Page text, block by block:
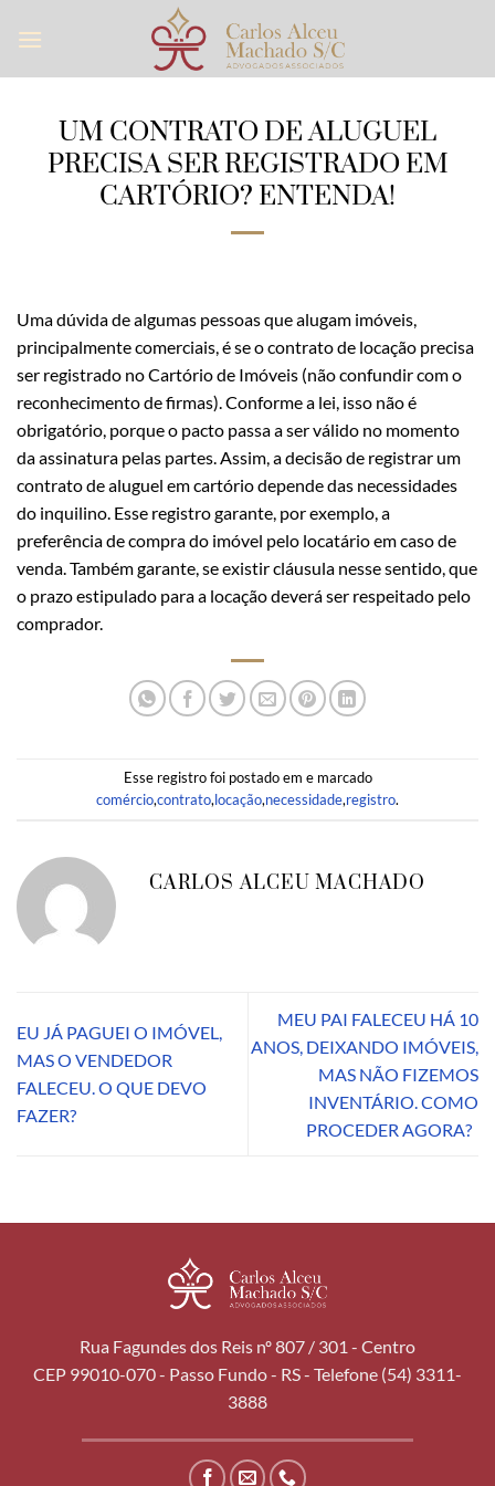
UM CONTRATO DE ALUGUEL
PRECISA SER REGISTRADO EM
CARTÓRIO? ENTENDA!
Uma dúvida de algumas pessoas que alugam imóveis,
principalmente comerciais, é se o contrato de locação precisa
ser registrado no Cartório de Imóveis (não confundir com o
reconhecimento de firmas). Conforme a lei, isso não é
obrigatório, porque o pacto passa a ser válido no momento
da assinatura pelas partes. Assim, a decisão de registrar um
contrato de aluguel em cartório depende das necessidades
do inquilino. Esse registro garante, por exemplo, a
preferência de compra do imóvel pelo locatário em caso de
venda. Também garante, se existir cláusula nesse sentido, que
o prazo estipulado para a locação deverá ser respeitado pelo
comprador.
Esse registro foi postado em e marcado
comércio,contrato,locação,necessidade,registro.
CARLOS ALCEU MACHADO
EU JÁ PAGUEI O IMÓVEL,
MAS O VENDEDOR
FALECEU. O QUE DEVO
FAZER?
MEU PAI FALECEU HÁ 10
ANOS, DEIXANDO IMÓVEIS,
MAS NÃO FIZEMOS
INVENTÁRIO. COMO
PROCEDER AGORA?
Rua Fagundes dos Reis nº 807 / 301 - Centro
CEP 99010-070 - Passo Fundo - RS - Telefone (54) 3311-
3888